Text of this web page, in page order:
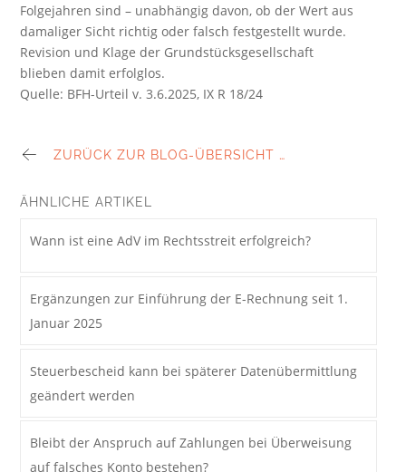
Folgejahren sind – unabhängig davon, ob der Wert aus
damaliger Sicht richtig oder falsch festgestellt wurde.
Revision und Klage der Grundstücksgesellschaft
blieben damit erfolglos.
Quelle: BFH-Urteil v. 3.6.2025, IX R 18/24
ZURÜCK ZUR BLOG-ÜBERSICHT …
ÄHNLICHE ARTIKEL
Wann ist eine AdV im Rechtsstreit erfolgreich?
Ergänzungen zur Einführung der E-Rechnung seit 1.
Januar 2025
Steuerbescheid kann bei späterer Datenübermittlung
geändert werden
Bleibt der Anspruch auf Zahlungen bei Überweisung
auf falsches Konto bestehen?